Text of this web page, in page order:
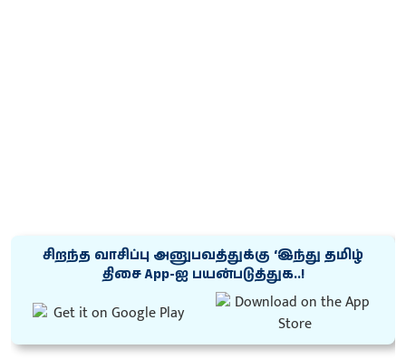
சிறந்த வாசிப்பு அனுபவத்துக்கு ‘இந்து தமிழ்
திசை App-ஐ பயன்படுத்துக..!